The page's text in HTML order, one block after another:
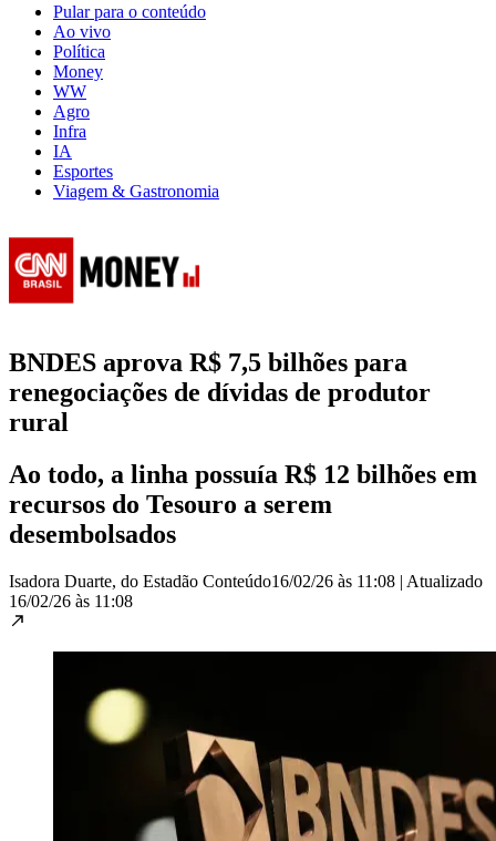
Pular para o conteúdo
Ao vivo
Política
Money
WW
Agro
Infra
IA
Esportes
Viagem & Gastronomia
BNDES aprova R$ 7,5 bilhões para
renegociações de dívidas de produtor
rural
Ao todo, a linha possuía R$ 12 bilhões em
recursos do Tesouro a serem
desembolsados
Isadora Duarte, do Estadão Conteúdo16/02/26 às 11:08 | Atualizado
16/02/26 às 11:08